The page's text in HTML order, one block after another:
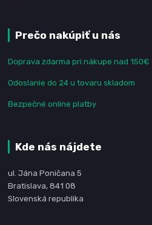
Prečo nakúpiť u nás
Doprava zdarma pri nákupe nad 150€
Odoslanie do 24 u tovaru skladom
Bezpečné online platby
Kde nás nájdete
ul. Jána Poničana 5
Bratislava, 841 08
Slovenská republika